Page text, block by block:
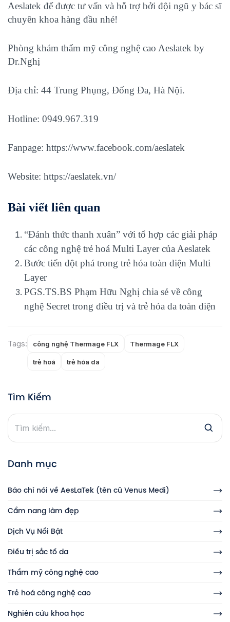
Aeslatek để được tư vấn và hỗ trợ bởi đội ngũ y bác sĩ
chuyên khoa hàng đầu nhé!
Phòng khám thẩm mỹ công nghệ cao Aeslatek by
Dr.Nghị
Địa chỉ: 44 Trung Phụng, Đống Đa, Hà Nội.
Hotline: 0949.967.319
Fanpage: https://www.facebook.com/aeslatek
Website: https://aeslatek.vn/
Bài viết liên quan
“Đánh thức thanh xuân” với tổ hợp các giải pháp
các công nghệ trẻ hoá Multi Layer của Aeslatek
Bước tiến đột phá trong trẻ hóa toàn diện Multi
Layer
PGS.TS.BS Phạm Hữu Nghị chia sẻ về công
nghệ Secret trong điều trị và trẻ hóa da toàn diện
Tags: công nghệ Thermage FLX Thermage FLX
trẻ hoá trẻ hóa da
Tìm Kiếm
Danh mục
Báo chí nói về AesLaTek (tên cũ Venus Medi)
Cẩm nang làm đẹp
Dịch Vụ Nổi Bật
Điều trị sắc tố da
Thẩm mỹ công nghệ cao
Trẻ hoá công nghệ cao
Nghiên cứu khoa học